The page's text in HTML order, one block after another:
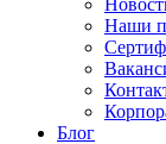
Наши
Блог